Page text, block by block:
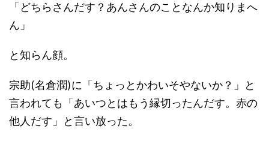
「どちらさんだす？あんさんのことなんか知りまへ
ん」
と知らん顔。
宗助(名倉潤)に「ちょっとかわいそやないか？」と
言われても「あいつとはもう縁切ったんだす。赤の
他人だす」と言い放った。